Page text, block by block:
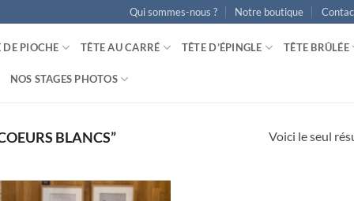
Qui sommes-nous ? Notre boutique
DE PIOCHE TÊTE AU CARRÉ TÊTE D’ÉPINGLE TÊTE BRÛLÉE
NOS STAGES PHOTOS
BLANCS” Voici le seul